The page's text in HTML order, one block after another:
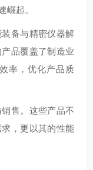
崛起。
备与精密仪器解
品覆盖了制造业
率，优化产品质
售。这些产品不
，更以其的性能